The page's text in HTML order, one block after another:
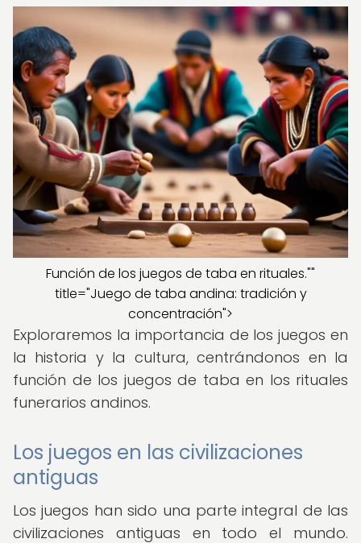
Función de los juegos de taba en rituales.""
title="Juego de taba andina: tradición y
concentración">
Exploraremos la importancia de los juegos en
la historia y la cultura, centrándonos en la
función de los juegos de taba en los rituales
funerarios andinos.
Los juegos en las civilizaciones
antiguas
Los juegos han sido una parte integral de las
civilizaciones antiguas en todo el mundo.